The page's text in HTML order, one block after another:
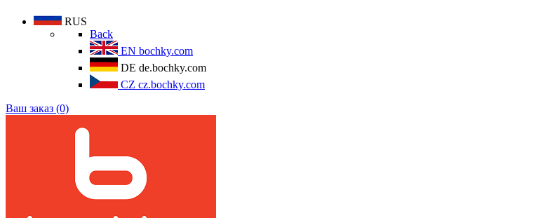
RUS
Back
EN bochky.com
DE de.bochky.com
CZ cz.bochky.com
Ваш заказ (0)